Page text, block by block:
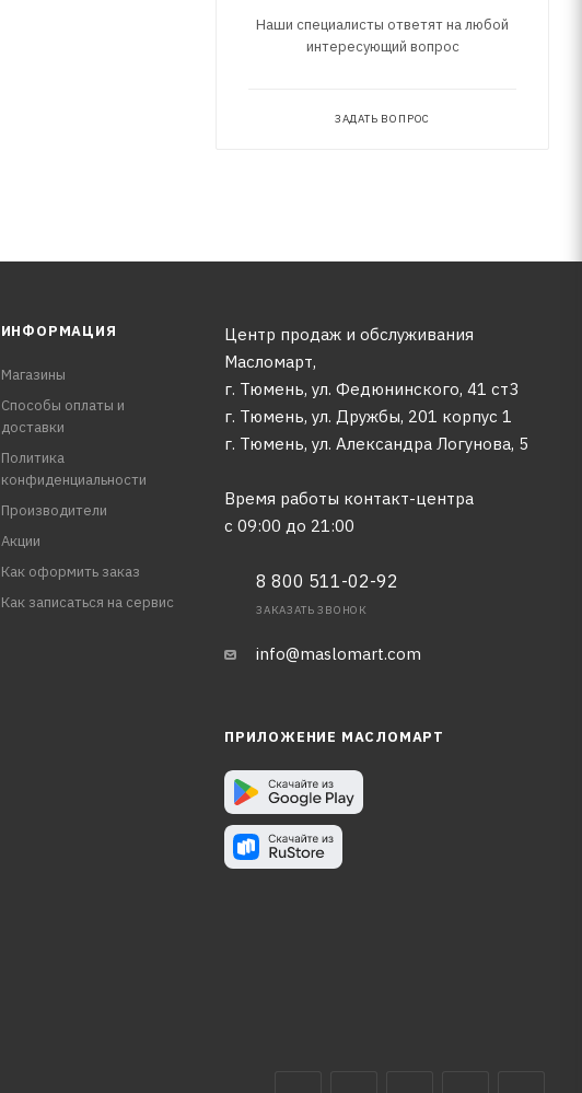
Наши специалисты ответят на любой
интересующий вопрос
ЗАДАТЬ ВОПРОС
ИНФОРМАЦИЯ
Магазины
Способы оплаты и
доставки
Политика
конфиденциальности
Производители
Акции
Как оформить заказ
Как записаться на сервис
Центр продаж и обслуживания
Масломарт,
г. Тюмень, ул. Федюнинского, 41 ст3
г. Тюмень, ул. Дружбы, 201 корпус 1
г. Тюмень, ул. Александра Логунова, 5
Время работы контакт-центра
с 09:00 до 21:00
8 800 511-02-92
ЗАКАЗАТЬ ЗВОНОК
info@maslomart.com
ПРИЛОЖЕНИЕ МАСЛОМАРТ